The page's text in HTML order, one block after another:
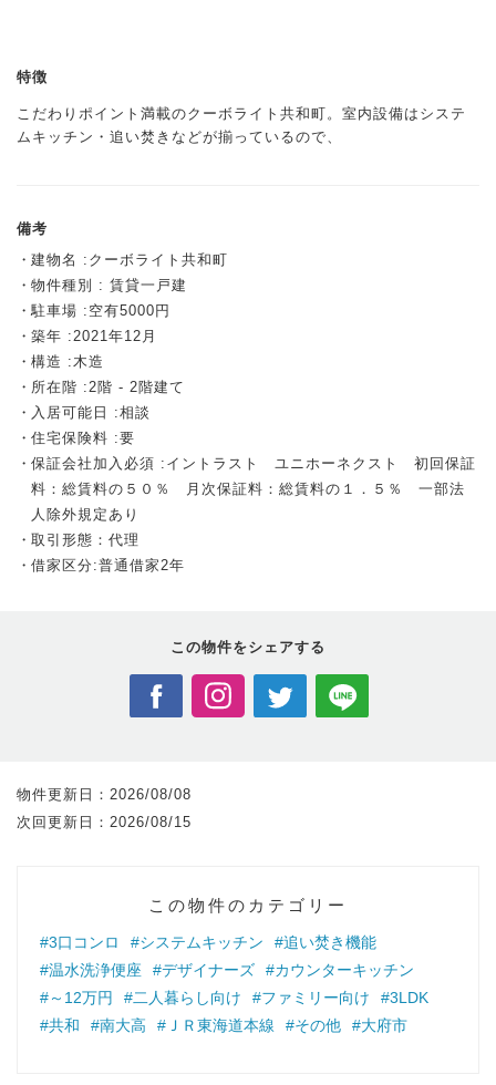
特徴
こだわりポイント満載のクーボライト共和町。室内設備はシステ
ムキッチン・追い焚きなどが揃っているので、
備考
建物名 :クーボライト共和町
物件種別 : 賃貸一戸建
駐車場 :空有5000円
築年 :2021年12月
構造 :木造
所在階 :2階 - 2階建て
入居可能日 :相談
住宅保険料 :要
保証会社加入必須 :イントラスト ユニホーネクスト 初回保証
料：総賃料の５０％ 月次保証料：総賃料の１．５％ 一部法
人除外規定あり
取引形態：代理
借家区分:普通借家2年
この物件をシェアする
物件更新日： 2026/08/08
次回更新日： 2026/08/15
この物件のカテゴリー
#3口コンロ #システムキッチン
#追い焚き機能
#温水洗浄便座
#デザイナーズ
#カウンターキッチン
#～12万円
#二人暮らし向け #ファミリー向け
#3LDK
#共和
#南大高 #ＪＲ東海道本線 #その他 #大府市